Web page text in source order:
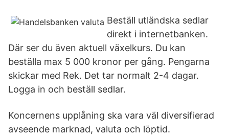
Beställ utländska sedlar
direkt i internetbanken.
Där ser du även aktuell växelkurs. Du kan
beställa max 5 000 kronor per gång. Pengarna
skickar med Rek. Det tar normalt 2-4 dagar.
Logga in och beställ sedlar.
Koncernens upplåning ska vara väl diversifierad
avseende marknad, valuta och löptid.